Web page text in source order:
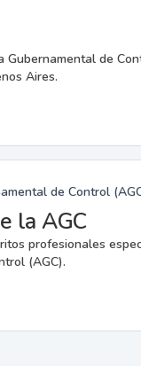
de
Aires.
de Control
la AGC
profesionales
(AGC).